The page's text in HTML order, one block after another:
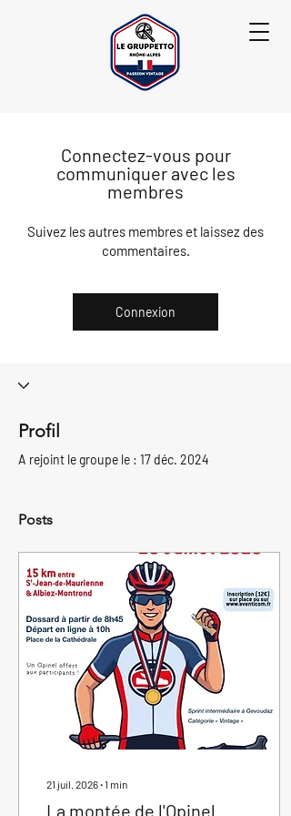
Connectez-vous pour
communiquer avec les
membres
Suivez les autres membres et laissez des
commentaires.
Connexion
Profil
A rejoint le groupe le : 17 déc. 2024
Posts
21 juil. 2026∙1 min
La montée de l'Opinel